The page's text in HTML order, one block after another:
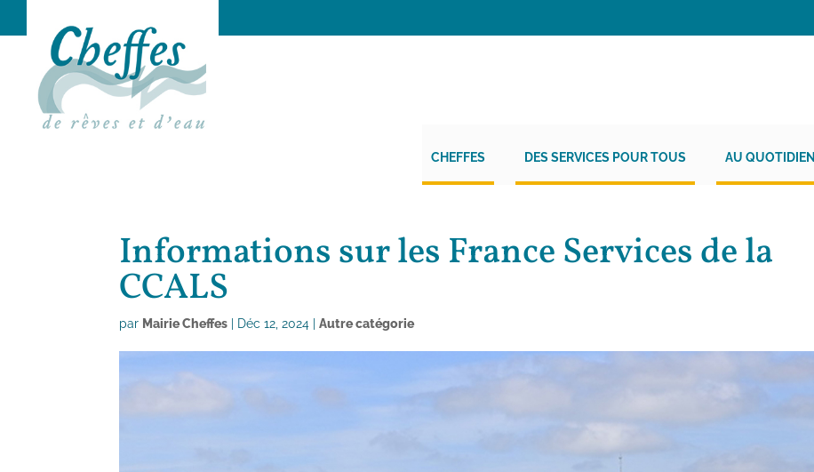
CHEFFES DES SERVICES POUR TOUS AU QUOTIDIEN
Informations sur les France Services de la
CCALS
par Mairie Cheffes Déc 12, 2024 |Autre catégorie